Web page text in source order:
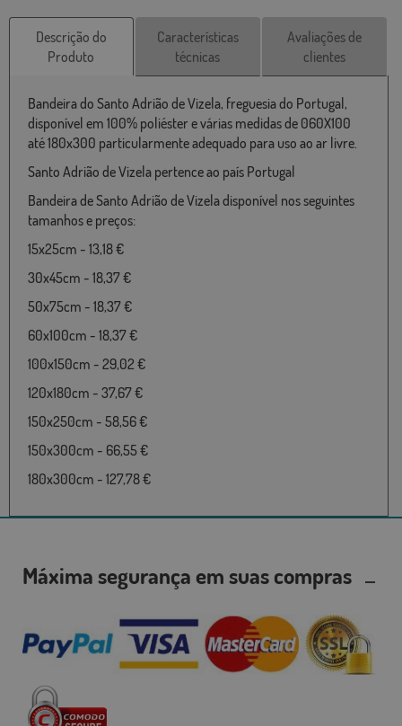
Descrição do
Produto
Características
técnicas
Avaliações de
clientes
Bandeira do Santo Adrião de Vizela, freguesia do Portugal,
disponível em 100% poliéster e várias medidas de 060X100
até 180x300 particularmente adequado para uso ao ar livre.
Santo Adrião de Vizela pertence ao país Portugal
Bandeira de Santo Adrião de Vizela disponível nos seguintes
tamanhos e preços:
15x25cm - 13,18 €
30x45cm - 18,37 €
50x75cm - 18,37 €
60x100cm - 18,37 €
100x150cm - 29,02 €
120x180cm - 37,67 €
150x250cm - 58,56 €
150x300cm - 66,55 €
180x300cm - 127,78 €
Máxima segurança em suas compras